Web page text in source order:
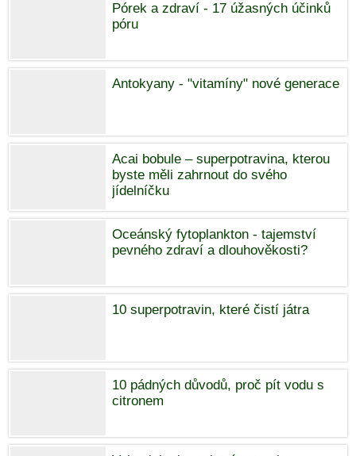
Pórek a zdraví - 17 úžasných účinků
póru
Antokyany - "vitamíny" nové generace
Acai bobule – superpotravina, kterou
byste měli zahrnout do svého
jídelníčku
Oceánský fytoplankton - tajemství
pevného zdraví a dlouhověkosti?
10 superpotravin, které čistí játra
10 pádných důvodů, proč pít vodu s
citronem